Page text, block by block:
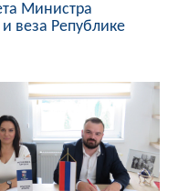
Министра
веза Републике